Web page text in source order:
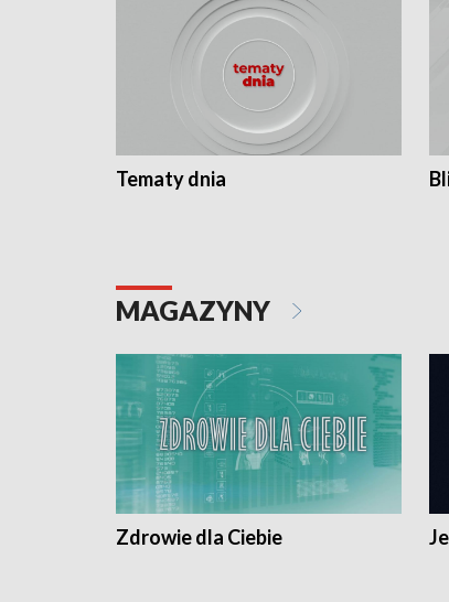
Tematy dnia
MAGAZYNY
Zdrowie dla Ciebie